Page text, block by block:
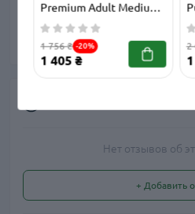
Стадии жизни
Нет отзывов об
+ Добавить
Premium Adult Medium
14 кг сухой корм для
взрослых собак
средних пород с
курицей
1 756 ₴ -20%
1 405 ₴
2